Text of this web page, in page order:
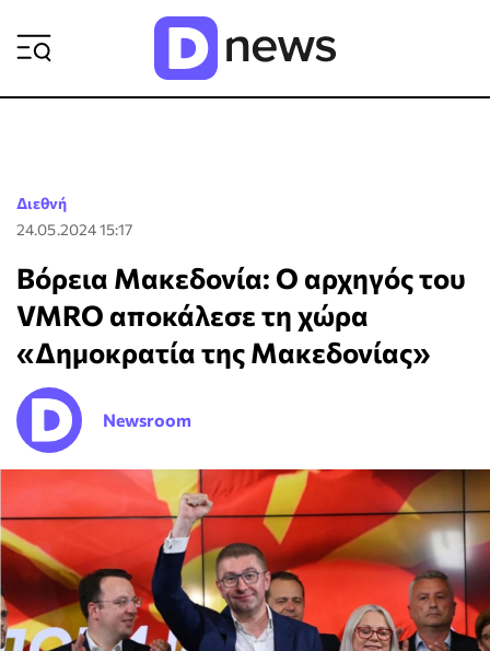
Διεθνή
24.05.2024 15:17
Βόρεια Μακεδονία: Ο αρχηγός του
VMRO αποκάλεσε τη χώρα
«Δημοκρατία της Μακεδονίας»
Newsroom